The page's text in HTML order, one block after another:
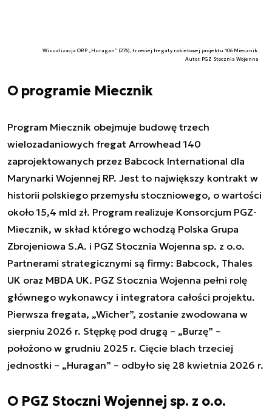
Wizualizacja ORP „Huragan” (276), trzeciej fregaty rakietowej projektu 106 Miecznik.
Autor. PGZ Stocznia Wojenna
O programie Miecznik
Program Miecznik obejmuje budowę trzech
wielozadaniowych fregat Arrowhead 140
zaprojektowanych przez Babcock International dla
Marynarki Wojennej RP. Jest to największy kontrakt w
historii polskiego przemysłu stoczniowego, o wartości
około 15,4 mld zł. Program realizuje Konsorcjum PGZ-
Miecznik, w skład którego wchodzą Polska Grupa
Zbrojeniowa S.A. i PGZ Stocznia Wojenna sp. z o.o.
Partnerami strategicznymi są firmy: Babcock, Thales
UK oraz MBDA UK. PGZ Stocznia Wojenna pełni rolę
głównego wykonawcy i integratora całości projektu.
Pierwsza fregata, „Wicher”, zostanie zwodowana w
sierpniu 2026 r. Stępkę pod drugą – „Burzę” –
położono w grudniu 2025 r. Cięcie blach trzeciej
jednostki – „Huragan” – odbyło się 28 kwietnia 2026 r.
O PGZ Stoczni Wojennej sp. z o.o.